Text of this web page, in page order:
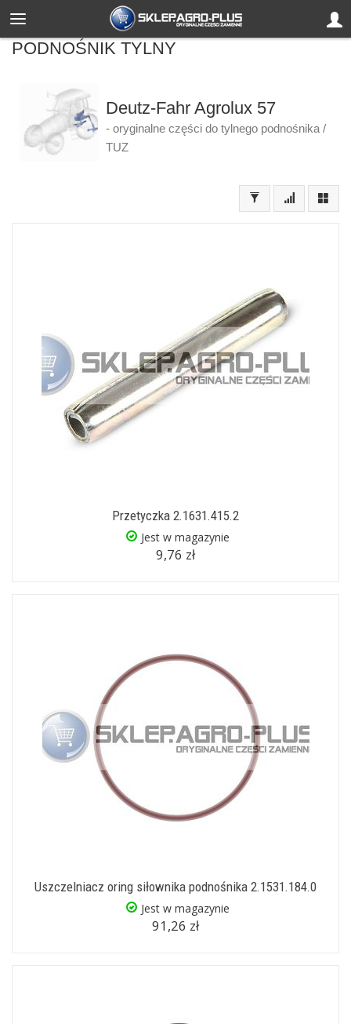
PODNOŚNIK TYLNY
Deutz-Fahr Agrolux 57
- oryginalne części do tylnego podnośnika /
TUZ
Przetyczka 2.1631.415.2
Jest w magazynie
9,76 zł
Uszczelniacz oring siłownika podnośnika 2.1531.184.0
Jest w magazynie
91,26 zł